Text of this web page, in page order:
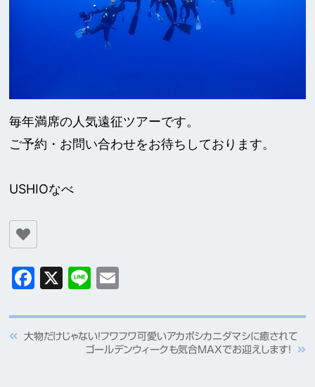
毎年満席の人気遠征ツアーです。
ご予約・お問い合わせをお待ちしております。
USHIOなべ
Facebook
X Line
大物だけじゃない！フワフワ可愛いアカボシカニダマシに癒されて
ゴールデンウィークも気合MAXでお迎えします！